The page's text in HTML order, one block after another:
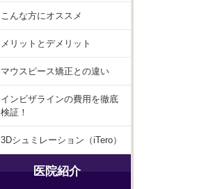
こんな方にオススメ
メリットとデメリット
マウスピース矯正との違い
インビザラインの費用を徹底
検証！
3Dシュミレーション（iTero）
医院紹介